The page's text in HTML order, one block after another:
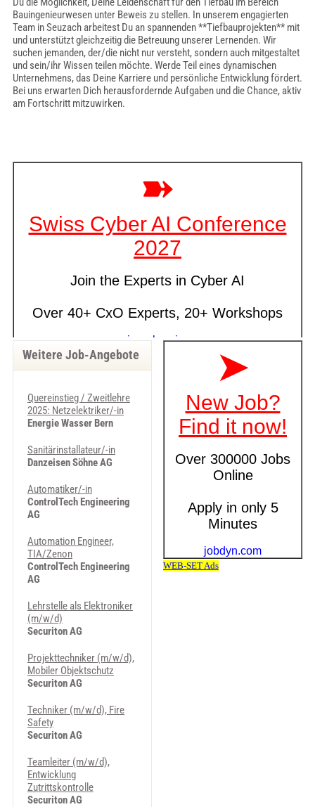
Bauingenieurwesen unter Beweis zu stellen. In unserem engagierten
Team in Seuzach arbeitest Du an spannenden **Tiefbauprojekten** mit
und unterstützt gleichzeitig die Betreuung unserer Lernenden. Wir
suchen jemanden, der/die nicht nur versteht, sondern auch mitgestaltet
und sein/ihr Wissen teilen möchte. Werde Teil eines dynamischen
Unternehmens, das Deine Karriere und persönliche Entwicklung fördert.
Bei uns erwarten Dich herausfordernde Aufgaben und die Chance, aktiv
am Fortschritt mitzuwirken.
Weitere Job-Angebote
Quereinstieg / Zweitlehre
2025: Netzelektriker/-in
Energie Wasser Bern
Sanitärinstallateur/-in
Danzeisen Söhne AG
Automatiker/-in
ControlTech Engineering
AG
Automation Engineer,
TIA/Zenon
ControlTech Engineering
AG
Lehrstelle als Elektroniker
(m/w/d)
Securiton AG
Projekttechniker (m/w/d),
Mobiler Objektschutz
Securiton AG
Techniker (m/w/d), Fire
Safety
Securiton AG
Teamleiter (m/w/d),
Entwicklung
Zutrittskontrolle
Securiton AG